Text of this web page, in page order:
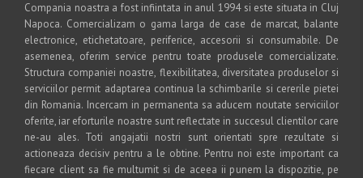
Compania noastra a fost infiintata in anul 1994 si este situata in Cluj
Napoca. Comercializam o gama larga de case de marcat, balante
electronice, etichetatoare, periferice, accesorii si consumabile. De
asemenea, oferim service pentru toate produsele comercializate.
Structura companiei noastre, flexibilitatea, diversitatea produselor si
serviciilor permit adaptarea continua la schimbarile si cererile pietei
din Romania. Incercam in permanenta sa aducem noutate serviciilor
oferite, iar eforturile noastre sunt reflectate in succesul clientilor care
ne-au ales. Toti angajatii nostri sunt orientati spre rezultate si
actioneaza decisiv pentru a le obtine. Pentru noi este important ca
fiecare client sa fie multumit si de aceea ii punem la dispozitie, pe